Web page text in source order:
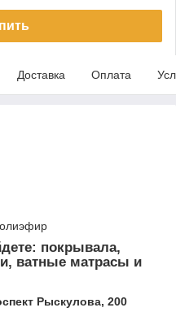
Доставка Оплата
покрывала,
ватные матрасы и
Рыскулова, 200